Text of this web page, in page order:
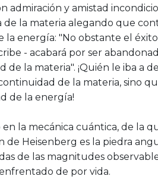
admiración y amistad
de la materia alegando que
la energía: "No obstante el
- acabará por ser
de la materia". ¡Quién le iba a
de la materia, sino
de la energía!
la mecánica cuántica, de la
de Heisenberg es la piedra
de las magnitudes
de por vida.